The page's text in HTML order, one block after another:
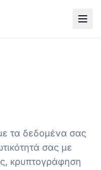
τα δεδομένα σας
σας με
κρυπτογράφηση